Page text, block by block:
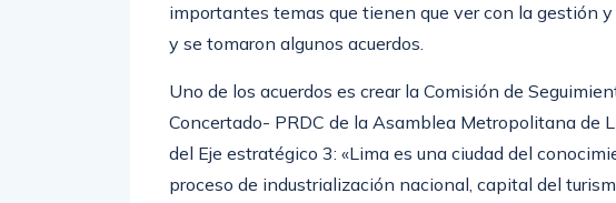
importantes temas que tienen que ver con la gestión
y se tomaron algunos acuerdos.
Uno de los acuerdos es crear la Comisión de
Concertado- PRDC de la Asamblea Metropolitana de
del Eje estratégico 3: «Lima es una ciudad del
proceso de industrialización nacional, capital del